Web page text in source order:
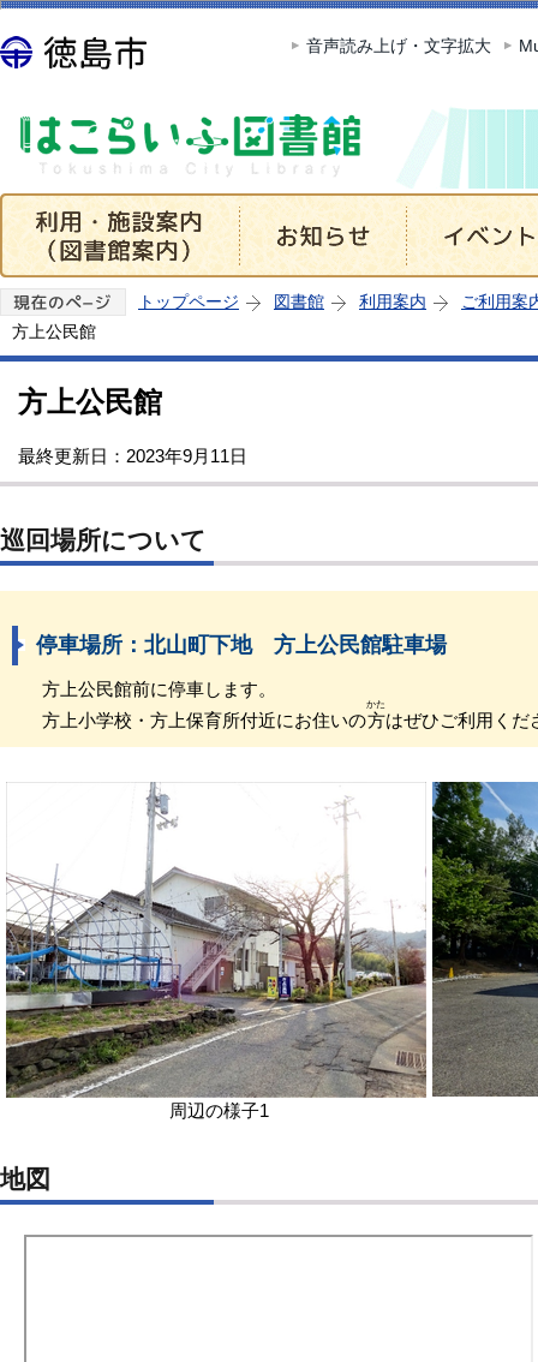
このページの本文へ移動
音声読み上げ・文字拡大
トップページ 図書館 利用案内
ご利用案
方上公民館
方上公民館
最終更新日：2023年9月11日
巡回場所について
停車場所：北山町下地 方上公民館駐車場
方上公民館前に停車します。
方上小学校・方上保育所付近にお住いの方
かた
はぜひご利用くだ
周辺の様子1
地図